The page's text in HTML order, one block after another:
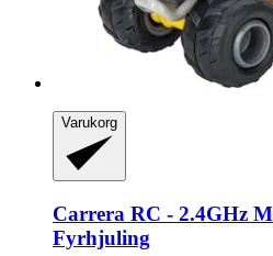
Varukorg
Carrera RC -​ 2.4GHz
Fyrhjuling